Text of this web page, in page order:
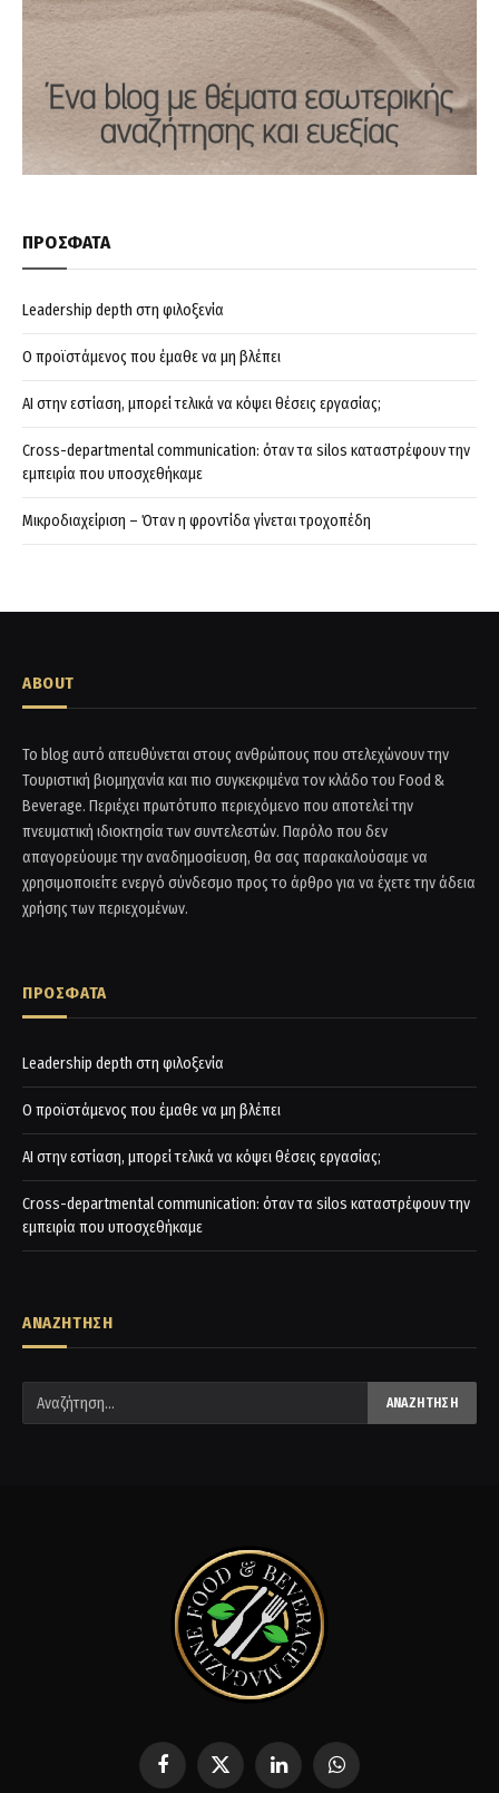
ΠΡΟΣΦΑΤΑ
Leadership depth στη φιλοξενία
Ο προϊστάμενος που έμαθε να μη βλέπει
AI στην εστίαση, μπορεί τελικά να κόψει θέσεις εργασίας;
Cross-departmental communication: όταν τα silos καταστρέφουν την
εμπειρία που υποσχεθήκαμε
Μικροδιαχείριση – Όταν η φροντίδα γίνεται τροχοπέδη
ABOUT
Το blog αυτό απευθύνεται στους ανθρώπους που στελεχώνουν την
Τουριστική βιομηχανία και πιο συγκεκριμένα τον κλάδο του Food &
Beverage. Περιέχει πρωτότυπο περιεχόμενο που αποτελεί την
πνευματική ιδιοκτησία των συντελεστών. Παρόλο που δεν
απαγορεύουμε την αναδημοσίευση, θα σας παρακαλούσαμε να
χρησιμοποιείτε ενεργό σύνδεσμο προς το άρθρο για να έχετε την άδεια
χρήσης των περιεχομένων.
ΠΡΟΣΦΑΤΑ
Leadership depth στη φιλοξενία
Ο προϊστάμενος που έμαθε να μη βλέπει
AI στην εστίαση, μπορεί τελικά να κόψει θέσεις εργασίας;
Cross-departmental communication: όταν τα silos καταστρέφουν την
εμπειρία που υποσχεθήκαμε
ΑΝΑΖΗΤΗΣΗ
FacebookX
LinkedIn WhatsApp